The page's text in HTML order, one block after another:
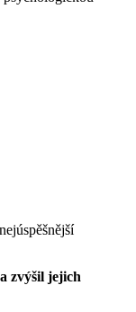
zvýšil jejich